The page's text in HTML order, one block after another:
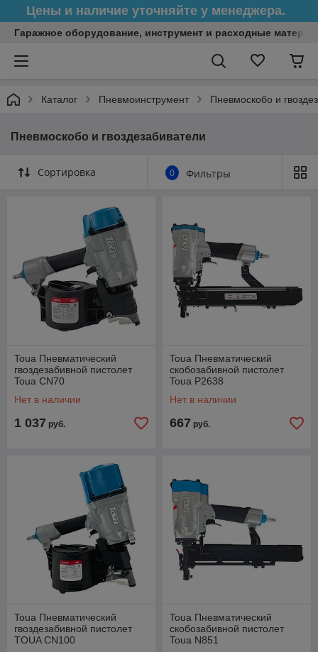
Цены и наличие уточняйте у менеджера.
Гаражное оборудование, инструмент и расходные
Каталог Пневмоинструмент Пневмоскобо и
Пневмоскобо и гвоздезабиватели
Сортировка 0 Фильтры
Toua Пневматический
гвоздезабивной пистолет
Toua CN70
Нет в наличии
1 037 руб.
Toua Пневматический
скобозабивной пистолет
Toua P2638
Нет в наличии
667 руб.
Toua Пневматический
гвоздезабивной пистолет
TOUA CN100
Toua Пневматический
скобозабивной пистолет
Toua N851